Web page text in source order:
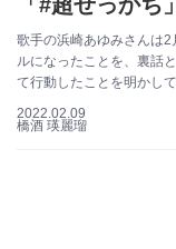
歌手の浜崎あゆみさんは
ルになったことを、裏話
て行動したことを明かして
2022.02.09
橋酒 瑛麗瑠